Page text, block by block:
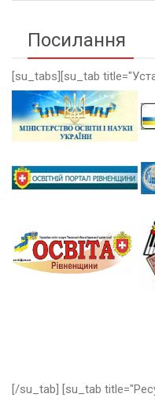
Посилання
[su_tabs][su_tab
[/su_tab] [su_tab